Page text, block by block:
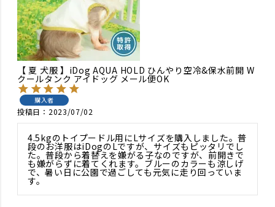
【 夏 犬服 】iDog AQUA HOLD ひんやり空冷&保水前開 W
クールタンク アイドッグ メール便OK
購入者
投稿日 2023/07/02
4.5kgのトイプードル用にLサイズを購入しました。普
段のお洋服はiDogのLですが、サイズもピッタリでし
た。普段から着替えを嫌がる子なのですが、前開きで
も嫌がらずに着てくれます。ブルーのカラーも涼しげ
で、暑い日に公園で過ごしても元気に走り回っていま
す。